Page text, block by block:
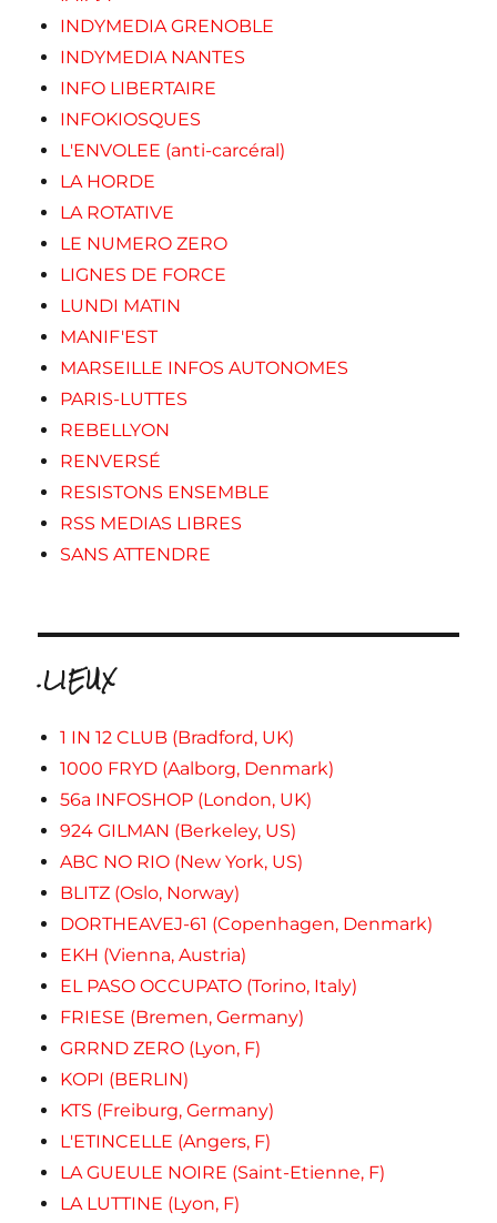
INDYMEDIA GRENOBLE
INDYMEDIA NANTES
INFO LIBERTAIRE
INFOKIOSQUES
L'ENVOLEE (anti-carcéral)
LA HORDE
LA ROTATIVE
LE NUMERO ZERO
LIGNES DE FORCE
LUNDI MATIN
MANIF'EST
MARSEILLE INFOS AUTONOMES
PARIS-LUTTES
REBELLYON
RENVERSÉ
RESISTONS ENSEMBLE
RSS MEDIAS LIBRES
SANS ATTENDRE
.LIEUX
1 IN 12 CLUB (Bradford, UK)
1000 FRYD (Aalborg, Denmark)
56a INFOSHOP (London, UK)
924 GILMAN (Berkeley, US)
ABC NO RIO (New York, US)
BLITZ (Oslo, Norway)
DORTHEAVEJ-61 (Copenhagen, Denmark)
EKH (Vienna, Austria)
EL PASO OCCUPATO (Torino, Italy)
FRIESE (Bremen, Germany)
GRRND ZERO (Lyon, F)
KOPI (BERLIN)
KTS (Freiburg, Germany)
L'ETINCELLE (Angers, F)
LA GUEULE NOIRE (Saint-Etienne, F)
LA LUTTINE (Lyon, F)